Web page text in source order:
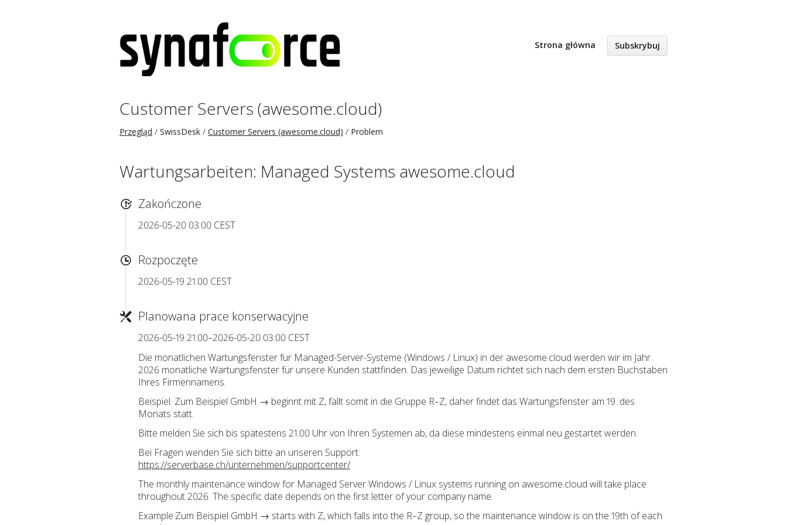
Strona główna Subskrybuj
Customer Servers (awesome.cloud)
Przegląd SwissDesk Customer Servers (awesome.cloud) Problem
Wartungsarbeiten: Managed Systems awesome.cloud
Zakończone
2026-05-20 03:00 CEST
Rozpoczęte
2026-05-19 21:00 CEST
Planowana prace konserwacyjne
2026-05-19 21:00–2026-05-20 03:00 CEST
Die monatlichen Wartungsfenster für Managed-Server-Systeme (Windows / Linux) in der awesome.cloud werden wir im Jahr
2026 monatliche Wartungsfenster für unsere Kunden stattfinden. Das jeweilige Datum richtet sich nach dem ersten Buchstaben
Ihres Firmennamens.
Beispiel: Zum Beispiel GmbH → beginnt mit Z, fällt somit in die Gruppe R–Z, daher findet das Wartungsfenster am 19. des
Monats statt.
Bitte melden Sie sich bis spätestens 21:00 Uhr von Ihren Systemen ab, da diese mindestens einmal neu gestartet werden.
Bei Fragen wenden Sie sich bitte an unseren Support:
https://serverbase.ch/unternehmen/supportcenter/
The monthly maintenance window for Managed Server Windows / Linux systems running on awesome.cloud will take place
throughout 2026. The specific date depends on the first letter of your company name.
Example:Zum Beispiel GmbH → starts with Z, which falls into the R–Z group, so the maintenance window is on the 19th of each